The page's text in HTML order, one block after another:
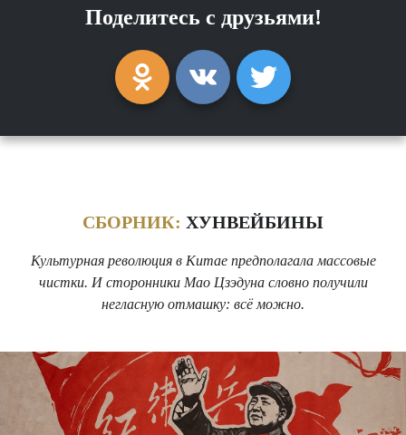
Поделитесь с друзьями!
СБОРНИК: ХУНВЕЙБИНЫ
Культурная революция в Китае предполагала массовые
чистки. И сторонники Мао Цзэдуна словно получили
негласную отмашку: всё можно.